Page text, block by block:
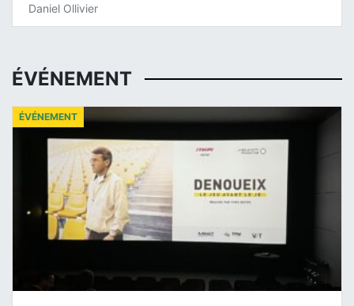
Daniel Ollivier
ÉVÉNEMENT
ÉVÉNEMENT